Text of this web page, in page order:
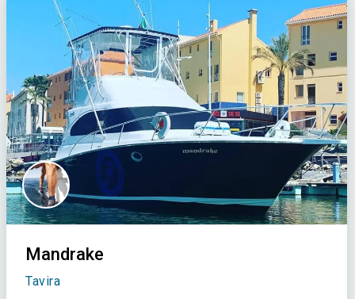
Mandrake
Tavira